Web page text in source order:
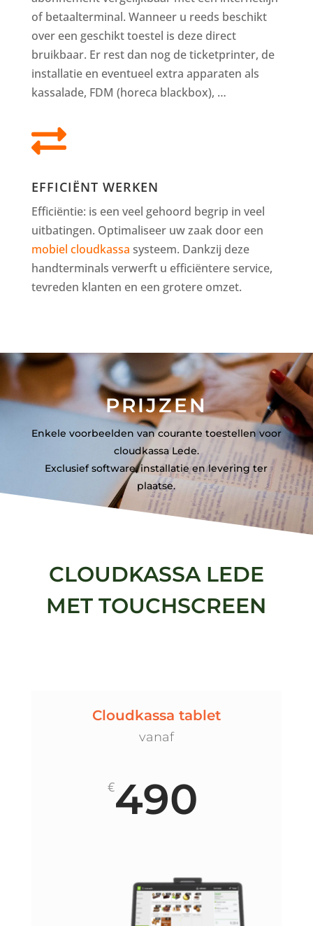
of betaalterminal. Wanneer u reeds beschikt
over een geschikt toestel is deze direct
bruikbaar. Er rest dan nog de ticketprinter, de
installatie en eventueel extra apparaten als
kassalade, FDM (horeca blackbox), …

EFFICIËNT WERKEN
Efficiëntie: is een veel gehoord begrip in veel
uitbatingen. Optimaliseer uw zaak door een
mobiel cloudkassa systeem. Dankzij deze
handterminals verwerft u efficiëntere service,
tevreden klanten en een grotere omzet.
PRIJZEN
Enkele voorbeelden van courante toestellen voor
cloudkassa Lede.
Exclusief software, installatie en levering ter
plaatse.
CLOUDKASSA LEDE
MET TOUCHSCREEN
Cloudkassa tablet
vanaf
€490